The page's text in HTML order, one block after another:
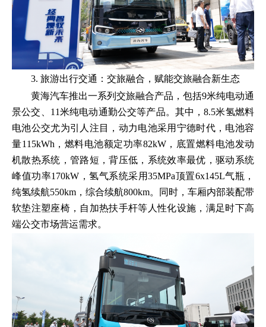
3. 旅游出行交通：交旅融合，赋能交旅融合新生态
黄海汽车推出一系列交旅融合产品，包括9米纯电动通
景公交、11米纯电动通勤公交等产品。其中，8.5米氢燃料
电池公交尤为引人注目，动力电池采用宁德时代，电池容
量115kWh，燃料电池额定功率82kW，底置燃料电池发动
机散热系统，管路短，背压低，系统效率最优，驱动系统
峰值功率170kW，氢气系统采用35MPa顶置6x145L气瓶，
纯氢续航550km，综合续航800km。同时，车厢内部装配带
软垫注塑座椅，自加热扶手杆等人性化设施，满足时下高
端公交市场营运需求。